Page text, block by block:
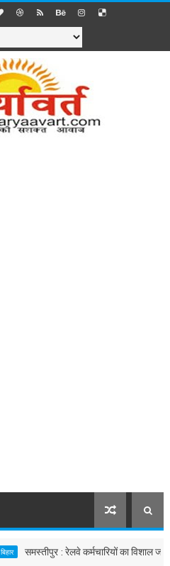
समस्तीपुर : रेलवे कर्मचारियों का विशाल जन